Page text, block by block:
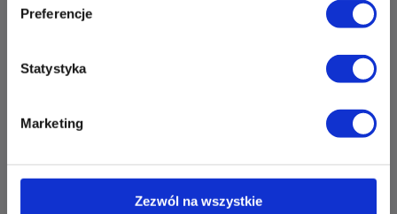
Preferencje
Statystyka
Marketing
Zezwól na wszystkie
Zapisz mnie
Gminny Ośrodek Kultury Perła
26-052 Nowiny
Zapisz mnie
36 MINUT Plaza
ul. Zagnańska 88/2
Trening wytrzymałościowo-siłowy
czytaj dalej